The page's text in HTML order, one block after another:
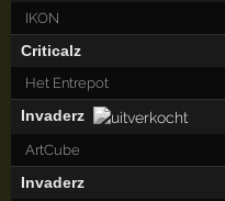
IKON
Criticalz
Het Entrepot
Invaderz
ArtCube
Invaderz